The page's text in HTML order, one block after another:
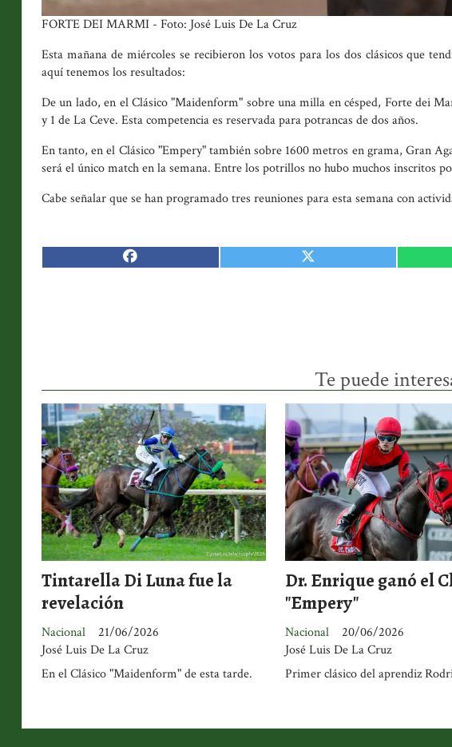
FORTE DEI MARMI - Foto: José Luis De La Cruz
Esta mañana de miércoles se recibieron los votos para los dos clásicos que
aquí tenemos los resultados:
De un lado, en el Clásico "Maidenform" sobre una milla en césped, Forte dei
y 1 de La Ceve. Esta competencia es reservada para potrancas de dos años.
En tanto, en el Clásico "Empery" también sobre 1600 metros en grama, Gran
será el único match en la semana. Entre los potrillos no hubo muchos inscritos
Cabe señalar que se han programado tres reuniones para esta semana con
Te puede
Tintarella Di Luna fue la
revelación
José Luis De La Cruz
Nacional 21/06/2026
En el Clásico "Maidenform" de esta tarde.
Dr. Enrique ganó el
"Empery"
José Luis De La Cruz
Nacional 20/06/2026
Primer clásico del aprendiz